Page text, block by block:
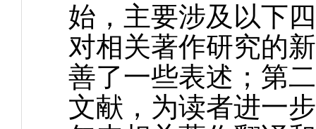
始，主要涉及以下
对相关著作研究的
善了一些表述；第
文献，为读者进一